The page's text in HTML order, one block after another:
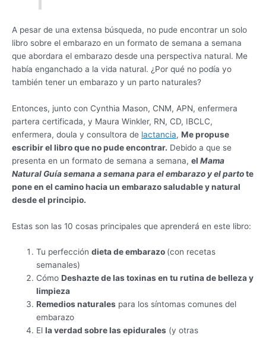
A pesar de una extensa búsqueda, no pude encontrar un solo
libro sobre el embarazo en un formato de semana a semana
que abordara el embarazo desde una perspectiva natural. Me
había enganchado a la vida natural. ¿Por qué no podía yo
también tener un embarazo y un parto naturales?
Entonces, junto con Cynthia Mason, CNM, APN, enfermera
partera certificada, y Maura Winkler, RN, CD, IBCLC,
enfermera, doula y consultora de lactancia, Me propuse
escribir el libro que no pude encontrar. Debido a que se
presenta en un formato de semana a semana, el Mama
Natural Guía semana a semana para el embarazo y el partote
pone en el camino hacia un embarazo saludable y natural
desde el principio.
Estas son las 10 cosas principales que aprenderá en este libro:
Tu perfeccióndieta de embarazo (con recetas
semanales)
CómoDeshazte de las toxinas en tu rutina de belleza y
limpieza
Remedios naturales para los síntomas comunes del
embarazo
Ella verdad sobre las epidurales (y otras